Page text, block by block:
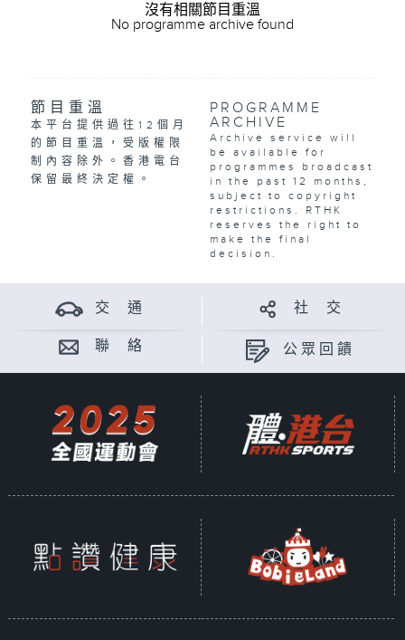
沒有相關節目重溫
No programme archive found
節目重溫
本平台提供過往12個月
的節目重溫，受版權限
制內容除外。香港電台
保留最終決定權。
PROGRAMME
ARCHIVE
Archive service will
be available for
programmes broadcast
in the past 12 months,
subject to copyright
restrictions. RTHK
reserves the right to
make the final
decision.
交 通 社 交
聯 絡 公眾回饋